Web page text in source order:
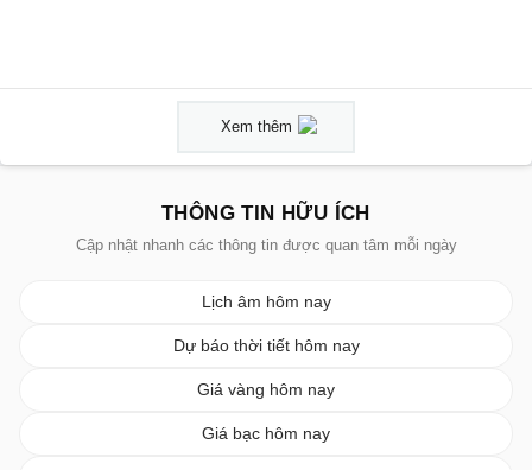
Xem thêm
THÔNG TIN HỮU ÍCH
Cập nhật nhanh các thông tin được quan tâm mỗi ngày
Lịch âm hôm nay
Dự báo thời tiết hôm nay
Giá vàng hôm nay
Giá bạc hôm nay